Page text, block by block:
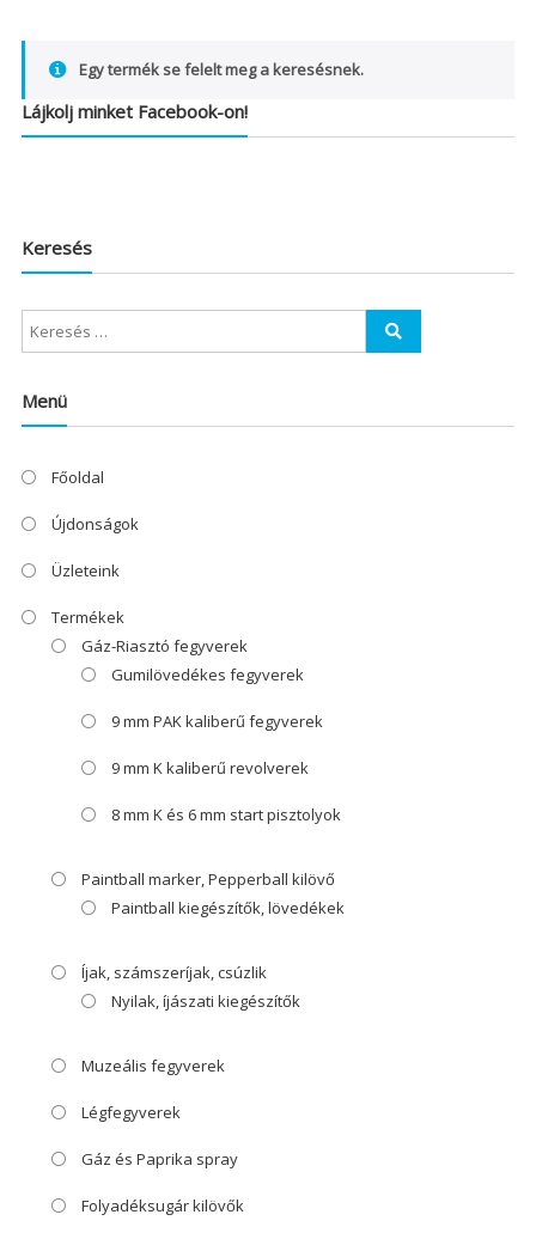
Egy termék se felelt meg a keresésnek.
Lájkolj minket Facebook-on!
Keresés
Menü
Főoldal
Újdonságok
Üzleteink
Termékek
Gáz-Riasztó fegyverek
Gumilövedékes fegyverek
9 mm PAK kaliberű fegyverek
9 mm K kaliberű revolverek
8 mm K és 6 mm start pisztolyok
Paintball marker, Pepperball kilövő
Paintball kiegészítők, lövedékek
Íjak, számszeríjak, csúzlik
Nyilak, íjászati kiegészítők
Muzeális fegyverek
Légfegyverek
Gáz és Paprika spray
Folyadéksugár kilövők